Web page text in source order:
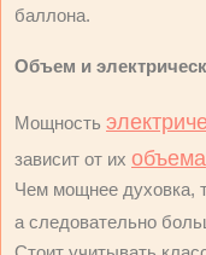
баллона.
Объем и
Мощность
зависит от их объема
Чем мощнее духовка,
а следовательно